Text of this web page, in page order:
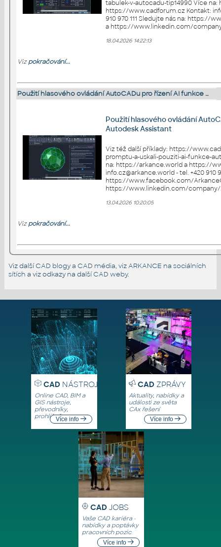
tabulek-v-autocadu-tip14990 Více na: https://arkance.world a
https://www.cadforum.cz Kontakt: info.cz@arkance.world - tel. +420
910 970 111 Sledujte nás na: https://www.facebook.com/ArkanceCZ
18.04.2026 14:22:13
Vizpokračování...
Použití hlasového ovládání AutoCADu pro řízení AI funkce …
Použití hlasového ovládání
Autodesk Assistant
Viz též další příklady: https://
promptu-a-uskali-pouziti-ai-funkce-
na: https://arkance.world a https://
info.cz@arkance.world - tel. +420 910 970 111
https://www.facebook.com/
13.04.2026 10:20:05
Vizpokračování...
Viz dalšíCAD blogy a CAD média, viz ARKANCE na sociálních
sítích a viz odkazy na dalšíCAD weby.
CADNÁSTROJE
Online CAD, BIM a
GIS nástroje,
převodníky,
prohlížečeVíce info
CADZPRÁVY
Aktuality, nabídky a
události ze světa
CAx řešení
Více info
CAD JOBS
Vaše CAD kariéra -
nabídky a poptávky
pracovních pozic
Více info